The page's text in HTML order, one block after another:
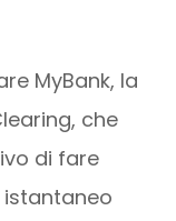
MyBank, la
che
di fare